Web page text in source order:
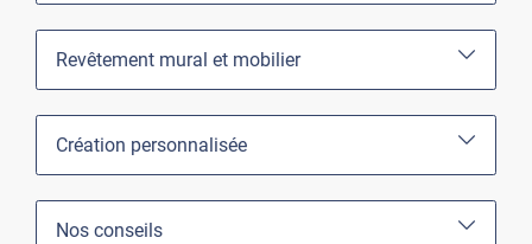
Revêtement mural et mobilier
Création personnalisée
Nos conseils